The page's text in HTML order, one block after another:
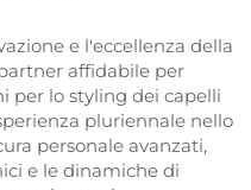
e l'eccellenza della
affidabile per
per lo styling dei capelli
pluriennale nello
personale avanzati,
e le dinamiche di